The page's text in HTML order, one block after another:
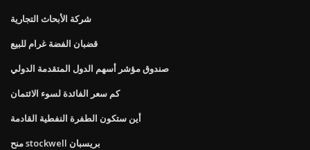
شركة الأبحاث التجارية
قضبان الفضة غرام للبيع
صندوق مؤشر أسهم الدول المتقدمة الدولي
كم سعر الفائدة لسوء الائتمان
أين ستكون الطفرة النفطية القادمة
منح stockwell بريسبان